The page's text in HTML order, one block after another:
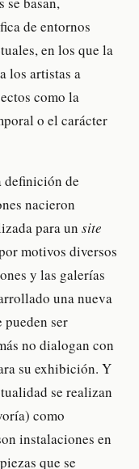
de entornos
en los que la
los artistas a
como la
o el carácter
definición de
nacieron
para un site
motivos diversos
y las galerías
una nueva
ser
no dialogan con
su exhibición. Y
se realizan
como
instalaciones en
que se